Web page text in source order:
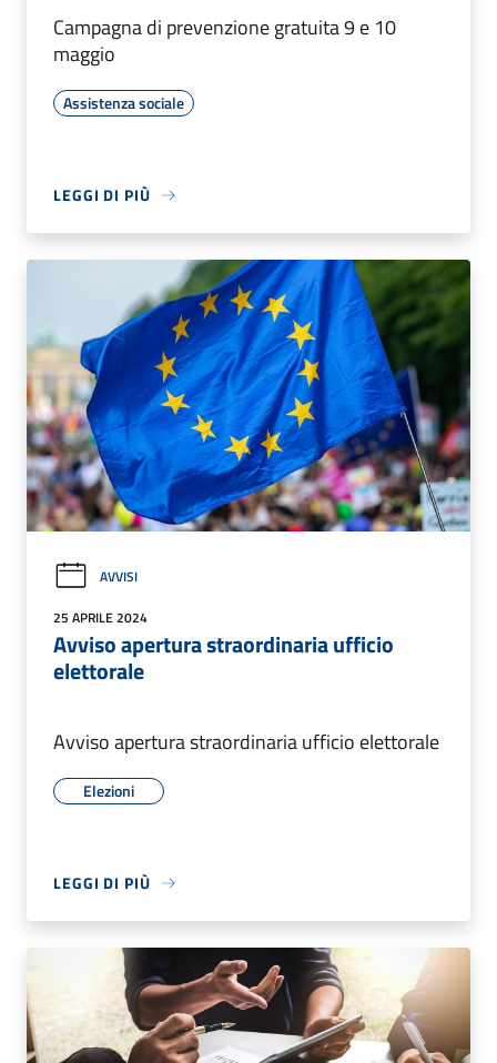
Campagna di prevenzione gratuita 9 e 10
maggio
Assistenza sociale
LEGGI DI PIÙ
AVVISI
25 APRILE 2024
Avviso apertura straordinaria ufficio
elettorale
Avviso apertura straordinaria ufficio elettorale
Elezioni
LEGGI DI PIÙ